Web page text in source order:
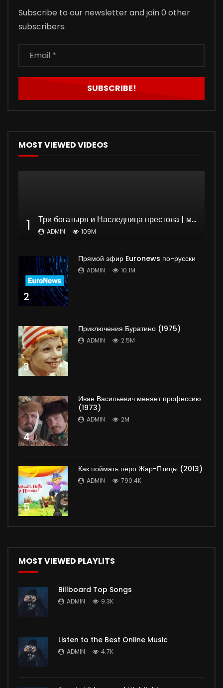
Subscribe to our newsletter and join 0 other
subscribers.
MOST VIEWED VIDEOS
1 Три богатыря и Наследница престола | мультфильм
ADMIN 109M
2
Прямой эфир Euronews по-русски
ADMIN 10.1M
3
Приключения Буратино (1975)
ADMIN 2.5M
4
Иван Васильевич меняет профессию
(1973)
ADMIN 2M
5
Как поймать перо Жар-Птицы (2013)
ADMIN 790.4K
MOST VIEWED PLAYLITS
Billboard Top Songs
ADMIN 9.3K
Listen to the Best Online Music
ADMIN 4.7K